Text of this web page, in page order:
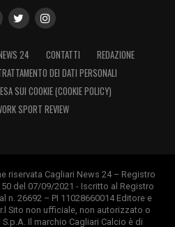
NOSTRE TOP NEWS
24 CONTATTI
REDAZIONE
DEI DATI PERSONALI
SUI COOKIE (COOKIE POLICY)
SPORT REVIEW
riservata Cagliari News 24 – Registro
del 07/09/2021 - Iscritto al Registro
n. 26692 – PI 11028660014 Editore e
Sito non ufficiale, non autorizzato o
Il marchio Cagliari Calcio è di